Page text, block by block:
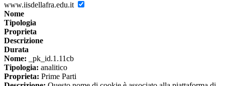
www.iisdellafra.edu.it
Nome
Tipologia
Proprieta
Descrizione
Durata
Nome: _pk_id.1.11cb
Tipologia: analitico
Proprieta: Prime Parti